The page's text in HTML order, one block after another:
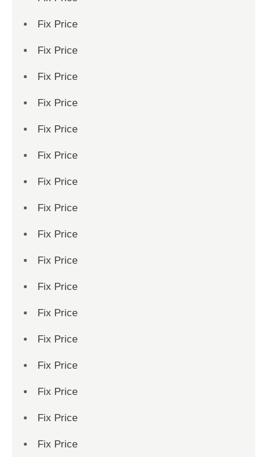
Fix Price
Fix Price
Fix Price
Fix Price
Fix Price
Fix Price
Fix Price
Fix Price
Fix Price
Fix Price
Fix Price
Fix Price
Fix Price
Fix Price
Fix Price
Fix Price
Fix Price